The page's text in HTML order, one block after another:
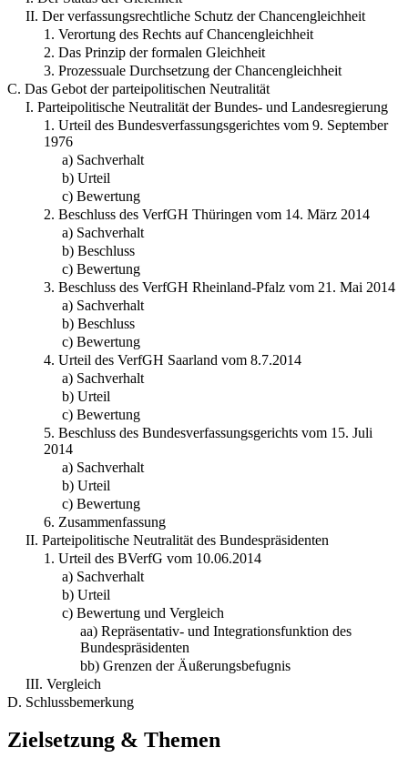
II. Der verfassungsrechtliche Schutz der Chancengleichheit
1. Verortung des Rechts auf Chancengleichheit
2. Das Prinzip der formalen Gleichheit
3. Prozessuale Durchsetzung der Chancengleichheit
C. Das Gebot der parteipolitischen Neutralität
I. Parteipolitische Neutralität der Bundes- und Landesregierung
1. Urteil des Bundesverfassungsgerichtes vom 9. September
1976
a) Sachverhalt
b) Urteil
c) Bewertung
2. Beschluss des VerfGH Thüringen vom 14. März 2014
a) Sachverhalt
b) Beschluss
c) Bewertung
3. Beschluss des VerfGH Rheinland-Pfalz vom 21. Mai 2014
a) Sachverhalt
b) Beschluss
c) Bewertung
4. Urteil des VerfGH Saarland vom 8.7.2014
a) Sachverhalt
b) Urteil
c) Bewertung
5. Beschluss des Bundesverfassungsgerichts vom 15. Juli
2014
a) Sachverhalt
b) Urteil
c) Bewertung
6. Zusammenfassung
II. Parteipolitische Neutralität des Bundespräsidenten
1. Urteil des BVerfG vom 10.06.2014
a) Sachverhalt
b) Urteil
c) Bewertung und Vergleich
aa) Repräsentativ- und Integrationsfunktion des
Bundespräsidenten
bb) Grenzen der Äußerungsbefugnis
III. Vergleich
D. Schlussbemerkung
Zielsetzung & Themen